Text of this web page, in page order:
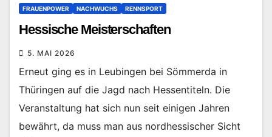
FRAUENPOWER NACHWUCHS RENNSPORT
Hessische Meisterschaften
5. MAI 2026
Erneut ging es in Leubingen bei Sömmerda in
Thüringen auf die Jagd nach Hessentiteln. Die
Veranstaltung hat sich nun seit einigen Jahren
bewährt, da muss man aus nordhessischer Sicht